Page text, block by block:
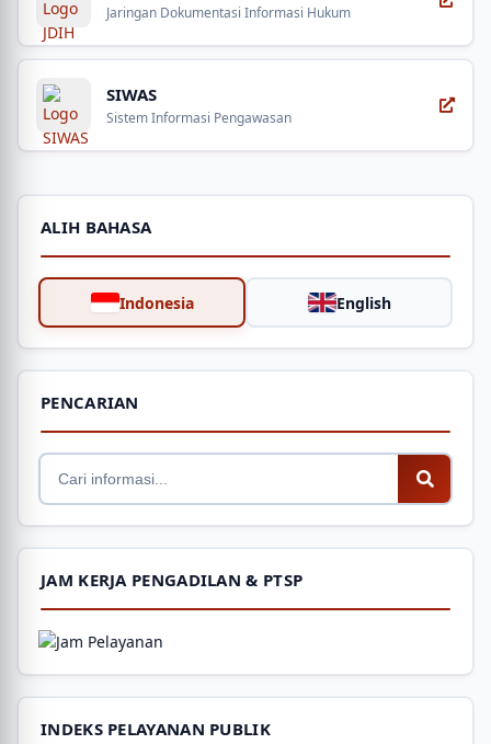
Jaringan Dokumentasi Informasi Hukum
SIWAS
Sistem Informasi Pengawasan
ALIH BAHASA
Indonesia English
PENCARIAN
JAM KERJA PENGADILAN & PTSP
INDEKS PELAYANAN PUBLIK